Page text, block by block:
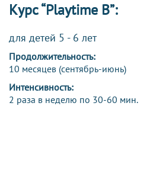
Курс “Playtime B”:
для детей 5 - 6 лет
Продолжительность:
10 месяцев (сентябрь-июнь)
Интенсивность:
2 раза в неделю по 30-60 мин.